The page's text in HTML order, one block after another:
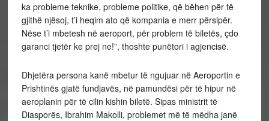
ka probleme teknike, probleme politike, që bëhen për të
gjithë njësoj, t’i heqim ato që kompania e merr përsipër.
Nëse t’i mbetesh në aeroport, për problem të biletës, çdo
garanci tjetër ke prej ne!”, thoshte punëtori i agjencisë.
Dhjetëra persona kanë mbetur të ngujuar në Aeroportin e
Prishtinës gjatë fundjavës, në pamundësi për të hipur në
aeroplanin për të cilin kishin biletë. Sipas ministrit të
Diasporës, Ibrahim Makolli, problemet më të mëdha janë